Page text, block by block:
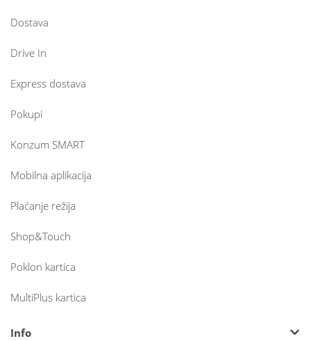
Dostava
Drive In
Express dostava
Pokupi
Konzum SMART
Mobilna aplikacija
Plaćanje režija
Shop&Touch
Poklon kartica
MultiPlus kartica
Info